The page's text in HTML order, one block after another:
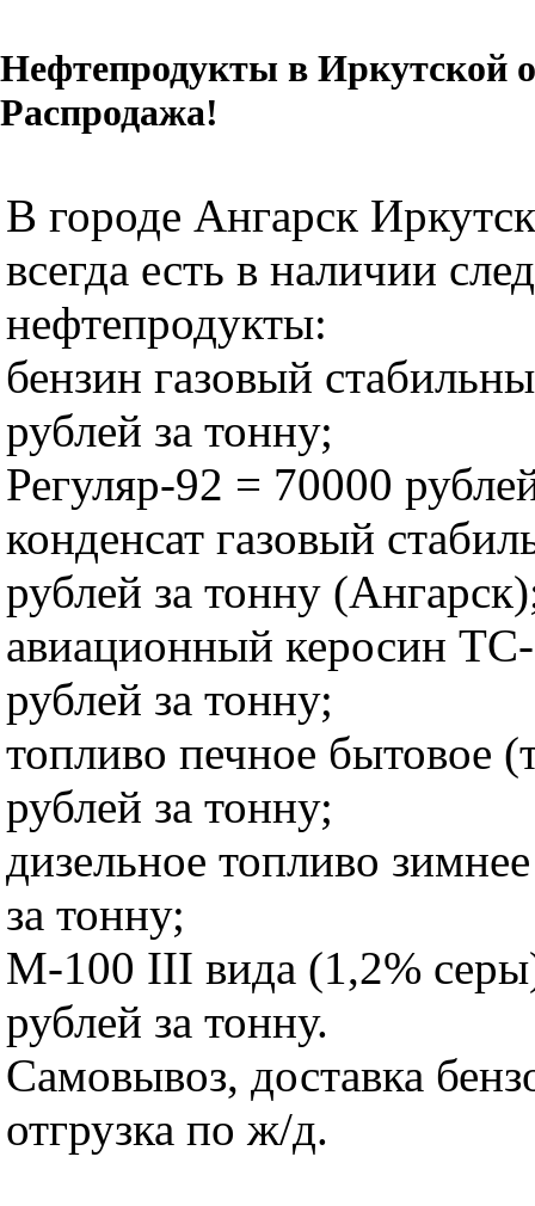
Нефтепродукты в Иркутской
Распродажа!
В городе Ангарск
всегда есть в наличии
нефтепродукты:
бензин газовый
рублей за тонну;
Регуляр-92 = 70000
конденсат газовый
рублей за тонну
авиационный керосин
рублей за тонну;
топливо печное бытовое
рублей за тонну;
дизельное топливо
за тонну;
М-100 III вида (1,2%
рублей за тонну.
Самовывоз, доставка
отгрузка по ж/д.